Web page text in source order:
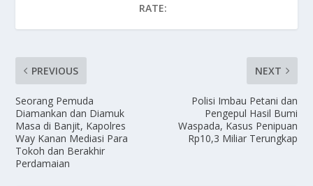
RATE:
PREVIOUS
Seorang Pemuda
Diamankan dan Diamuk
Masa di Banjit, Kapolres
Way Kanan Mediasi Para
Tokoh dan Berakhir
Perdamaian
NEXT
Polisi Imbau Petani dan
Pengepul Hasil Bumi
Waspada, Kasus Penipuan
Rp10,3 Miliar Terungkap